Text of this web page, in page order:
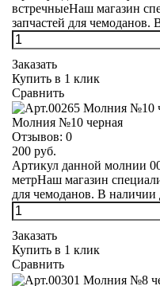
встречныеНаш магазин
запчастей для чемоданов.
Заказать
Купить в 1 клик
Сравнить
Молния №10 черная
Отзывов: 0
200 руб.
Артикул данной молнии
метрНаш магазин
для чемоданов. В наличии
Заказать
Купить в 1 клик
Сравнить